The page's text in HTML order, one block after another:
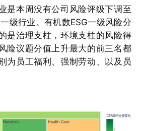
是本周没有公司风险评级下调至
级行业。有机数ESG一级风险分
是治理支柱，环境支柱的风险得
险议题分值上升最大的前三名都
为员工福利、强制劳动、以及员